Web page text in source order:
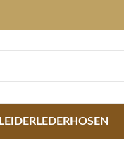
LEDERHOSEN